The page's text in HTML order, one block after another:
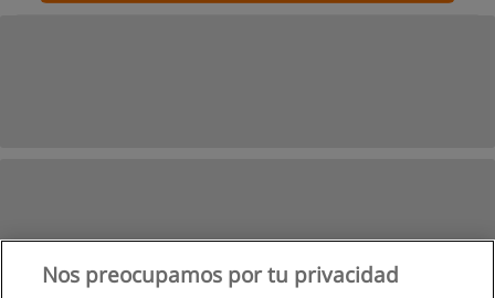
Nos preocupamos por tu privacidad